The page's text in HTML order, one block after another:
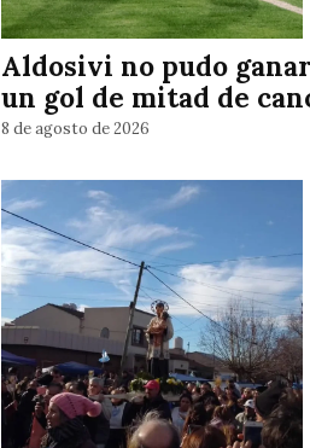
Aldosivi no pudo
un gol de mitad de
8 de agosto de 2026